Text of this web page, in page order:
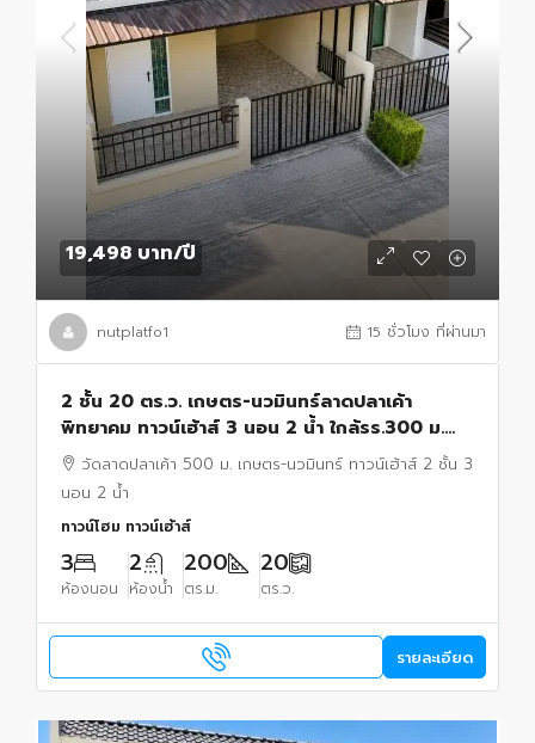
19,498 บาท/ปี
nutplatfo1 15 ชั่วโมง ที่ผ่านมา
2 ชั้น 20 ตร.ว. เกษตร-นวมินทร์ลาดปลาเค้า
พิทยาคม ทาวน์เฮ้าส์ 3 นอน 2 น้ำ ใกล้รร.300 ม.
200 ตร.ม.วัดลาดปลาเค้า 500 ม.
วัดลาดปลาเค้า 500 ม. เกษตร-นวมินทร์ ทาวน์เฮ้าส์ 2 ชั้น 3
นอน 2 น้ำ
ทาวน์โฮม ทาวน์เฮ้าส์
3
ห้องนอน
2
ห้องน้ำ
200
ตร.ม.
20
ตร.ว.
รายละเอียด